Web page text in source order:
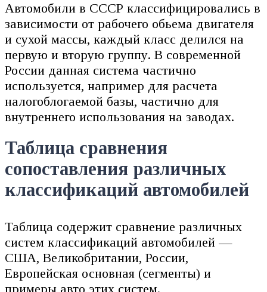
Автомобили в СССР классифицировались в
зависимости от рабочего обьема двигателя
и сухой массы, каждый класс делился на
первую и вторую группу. В современной
России данная система частично
используется, например для расчета
налогоблогаемой базы, частично для
внутреннего использования на заводах.
Таблица сравнения
сопоставления различных
классификаций автомобилей
Таблица содержит сравнение различных
систем классификаций автомобилей —
США, Великобритании, России,
Европейская основная (сегменты) и
примеры авто этих систем.